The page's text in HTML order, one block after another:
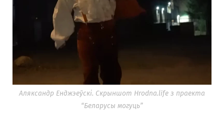
Аляксандр Енджэеўскі. Скрыншот Hrodna.life з праекта
“Беларусы могуць”